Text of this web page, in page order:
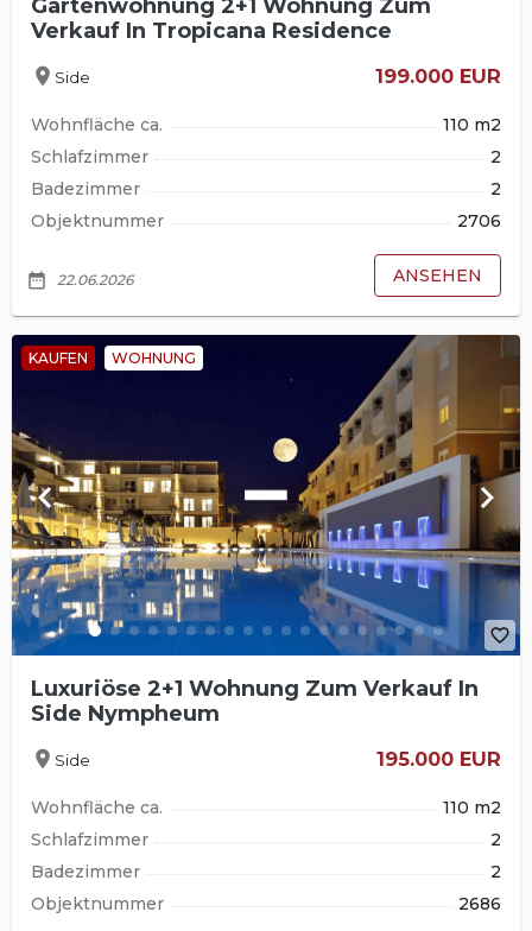
Gartenwohnung 2+1 Wohnung Zum
Verkauf In Tropicana Residence
location_on Side 199.000 EUR
Wohnfläche ca.
110 m2
Schlafzimmer
2
Badezimmer
2
Objektnummer
2706
date_range 22.06.2026 ANSEHEN
KAUFEN WOHNUNG
keyboard_arrow_left keyboard_arrow_right
favorite_border
Luxuriöse 2+1 Wohnung Zum Verkauf In
Side Nympheum
location_on Side 195.000 EUR
Wohnfläche ca.
110 m2
Schlafzimmer
2
Badezimmer
2
Objektnummer
2686